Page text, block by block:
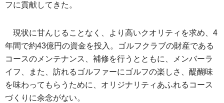
フに貢献してきた。
現状に甘んじることなく、より高いクオリティを求め、4
年間で約43億円の資金を投入。ゴルフクラブの財産である
コースのメンテナンス、補修を行うとともに、メンバーラ
イフ、また、訪れるゴルファーにゴルフの楽しさ、醍醐味
を味わってもらうために、オリジナリティあふれるコース
づくりに余念がない。